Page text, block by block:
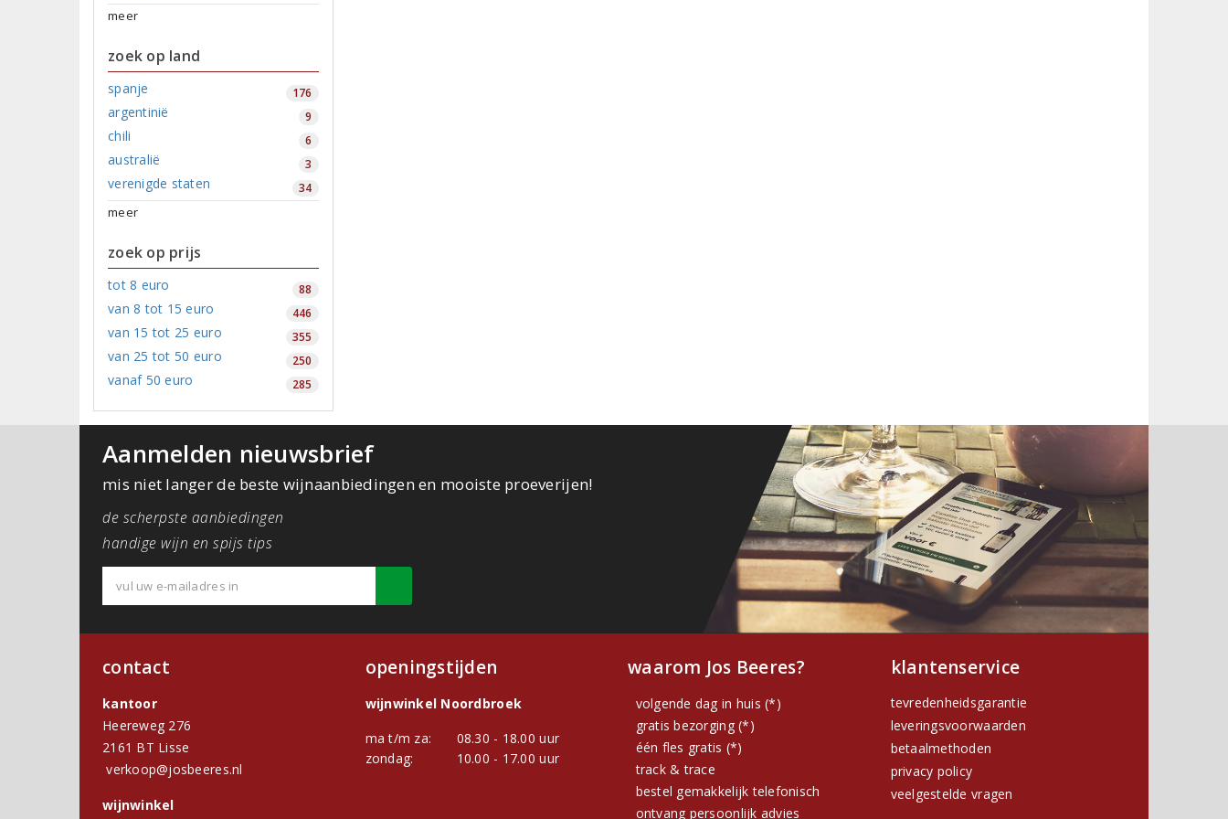
meer
zoek op land
spanje 176
argentinië 9
chili 6
australië 3
verenigde staten 34
meer
zoek op prijs
tot 8 euro 88
van 8 tot 15 euro 446
van 15 tot 25 euro 355
van 25 tot 50 euro 250
vanaf 50 euro 285
Aanmelden nieuwsbrief
mis niet langer de beste wijnaanbiedingen en mooiste proeverijen!
de scherpste aanbiedingen
handige wijn en spijs tips
contact
kantoor
Heereweg 276
2161 BT Lisse
verkoop@josbeeres.nl
wijnwinkel
openingstijden
wijnwinkel Noordbroek
ma t/m za:
08.30 - 18.00 uur
zondag:
10.00 - 17.00 uur
waarom Jos Beeres?
volgende dag in huis (*)
gratis bezorging (*)
één fles gratis (*)
track & trace
bestel gemakkelijk telefonisch
ontvang persoonlijk advies
klantenservice
tevredenheidsgarantie
leveringsvoorwaarden
betaalmethoden
privacy policy
veelgestelde vragen